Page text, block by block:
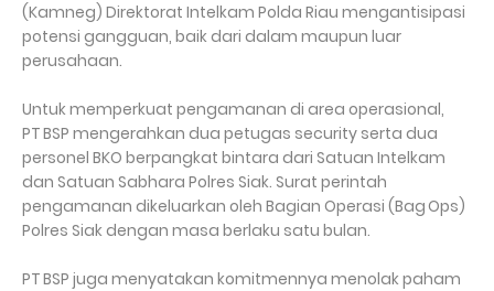
(Kamneg) Direktorat Intelkam Polda Riau mengantisipasi
potensi gangguan, baik dari dalam maupun luar
perusahaan.
Untuk memperkuat pengamanan di area operasional,
PT BSP mengerahkan dua petugas security serta dua
personel BKO berpangkat bintara dari Satuan Intelkam
dan Satuan Sabhara Polres Siak. Surat perintah
pengamanan dikeluarkan oleh Bagian Operasi (Bag Ops)
Polres Siak dengan masa berlaku satu bulan.
PT BSP juga menyatakan komitmennya menolak paham